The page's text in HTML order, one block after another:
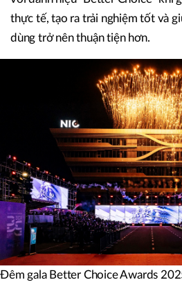
thực tế, tạo ra trải nghiệm tốt và
dùng trở nên thuận tiện hơn.
Đêm gala Better Choice Awards